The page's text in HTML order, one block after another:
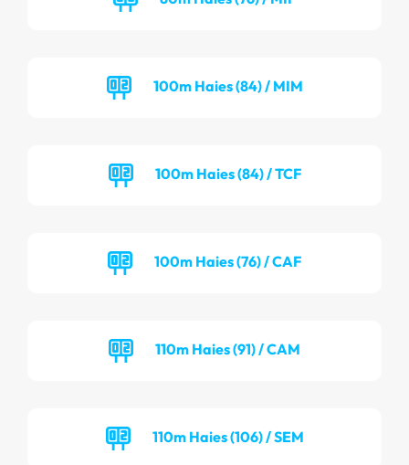
100m Haies (84) / MIM
100m Haies (84) / TCF
100m Haies (76) / CAF
110m Haies (91) / CAM
110m Haies (106) / SEM